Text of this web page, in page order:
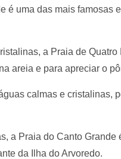
é uma das mais famosas
a Praia de
areia e para apreciar o
calmas e cristalinas,
a Praia do Canto
da Ilha do Arvoredo.